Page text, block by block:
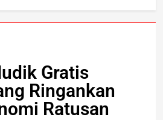
Gratis
Ringankan
Ratusan